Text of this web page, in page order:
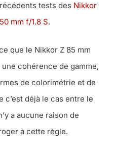
tests des Nikkor
mm f/1.8 S.
que le Nikkor Z 85 mm
cohérence de gamme,
de colorimétrie et de
c’est déjà le cas entre le
a aucune raison de
à cette règle.